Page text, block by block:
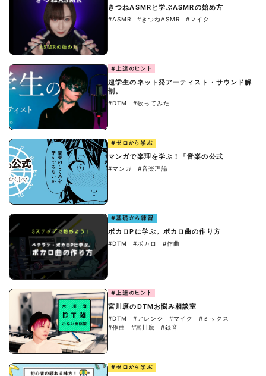
きつねASMRと学ぶASMRの始め方
#ASMR #きつねASMR #マイク
#上達のヒント
超学生のネット発アーティスト・サウンド解
剖。
#DTM #歌ってみた
#ゼロから学ぶ
マンガで楽理を学ぶ！「音楽の公式」
#マンガ #音楽理論
#基礎から練習
ボカロPに学ぶ。ボカロ曲の作り方
#DTM #ボカロ #作曲
#上達のヒント
宮川麿のDTMお悩み相談室
#DTM #アレンジ #マイク
#ミックス
#作曲
#宮川麿 #録音
#ゼロから学ぶ